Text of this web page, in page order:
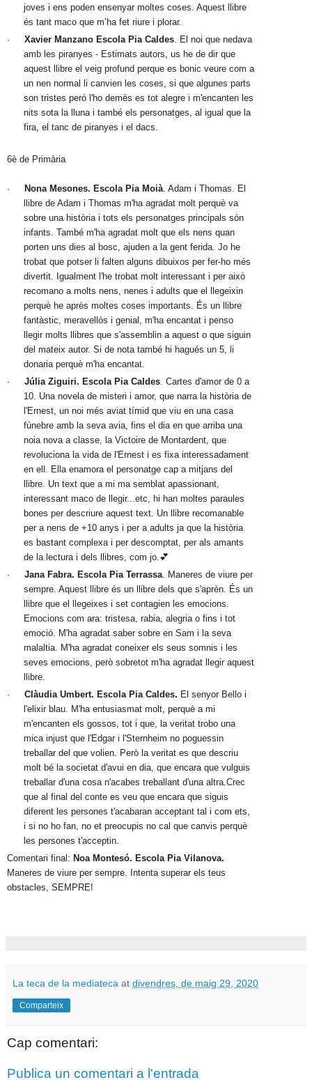
joves i ens poden ensenyar moltes coses. Aquest llibre
és tant maco que m’ha fet riure i plorar.
·
Xavier Manzano Escola Pia Caldes . El noi que nedava
amb les piranyes - Estimats autors, us he de dir que
aquest llibre el veig profund perque es bonic veure com a
un nen normal li canvien les coses, si que algunes parts
son tristes però l'ho demès es tot alegre i m'encanten les
nits sota la lluna i també els personatges, al igual que la
fira, el tanc de piranyes i el dacs.
6è de Primària
· Nona Mesones. Escola Pia Moià . Adam i Thomas. El
llibre de Adam i Thomas m'ha agradat molt perquè va
sobre una història i tots els personatges principals són
infants. També m'ha agradat molt que els nens quan
porten uns dies al bosc, ajuden a la gent ferida. Jo he
trobat que potser li falten alguns dibuixos per fer-ho més
divertit. Igualment l'he trobat molt interessant i per això
recomano a molts nens, nenes i adults que el llegeixin
perquè he après moltes coses importants. És un llibre
fantàstic, meravellós i genial, m'ha encantat i penso
llegir molts llibres que s'assemblin a aquest o que siguin
del mateix autor. Si de nota també hi hagués un 5, li
donaria perquè m'ha encantat.
·
Júlia Ziguiri. Escola Pia Caldes . Cartes d'amor de 0 a
10. Una novela de misteri i amor, que narra la història de
l'Ernest, un noi més aviat tímid que viu en una casa
fúnebre amb la seva avia, fins el dia en que arriba una
noia nova a classe, la Victoire de Montardent, que
revoluciona la vida de l'Ernest i es fixa interessadament
en ell. Ella enamora el personatge cap a mitjans del
llibre. Un text que a mi ma semblat apassionant,
interessant maco de llegir...etc, hi han moltes paraules
bones per descriure aquest text. Un llibre recomanable
per a nens de +10 anys i per a adults ja que la història
es bastant complexa i per descomptat, per als amants
de la lectura i dels llibres, com jo. 💕
·
Jana Fabra. Escola Pia Terrassa . Maneres de viure per
sempre. Aquest llibre és un llibre dels que s'aprèn. És un
llibre que el llegeixes i set contagien les emocions.
Emocions com ara: tristesa, rabia, alegria o fins i tot
emoció. M'ha agradat saber sobre en Sam i la seva
malaltia. M'ha agradat coneixer els seus somnis i les
seves emocions, però sobretot m'ha agradat llegir aquest
llibre.
·
Clàudia Umbert. Escola Pia Caldes. El senyor Bello i
l'elixir blau. M'ha entusiasmat molt, perquè a mi
m'encanten els gossos, tot i que, la veritat trobo una
mica injust que l'Edgar i l'Sternheim no poguessin
treballar del que volien. Però la veritat es que descriu
molt bé la societat d'avui en dia, que encara que vulguis
treballar d'una cosa n'acabes treballant d'una altra.Crec
que al final del conte es veu que encara que siguis
diferent les persones t'acabaran acceptant tal i com ets,
i si no ho fan, no et preocupis no cal que canvis perquè
les persones t'acceptin.
Comentari final: Noa Montesó. Escola Pia Vilanova.
Maneres de viure per sempre. Intenta superar els teus
obstacles, SEMPRE!
La teca de la mediateca at divendres, de maig 29, 2020
Comparteix
Cap comentari:
Publica un comentari a l'entrada